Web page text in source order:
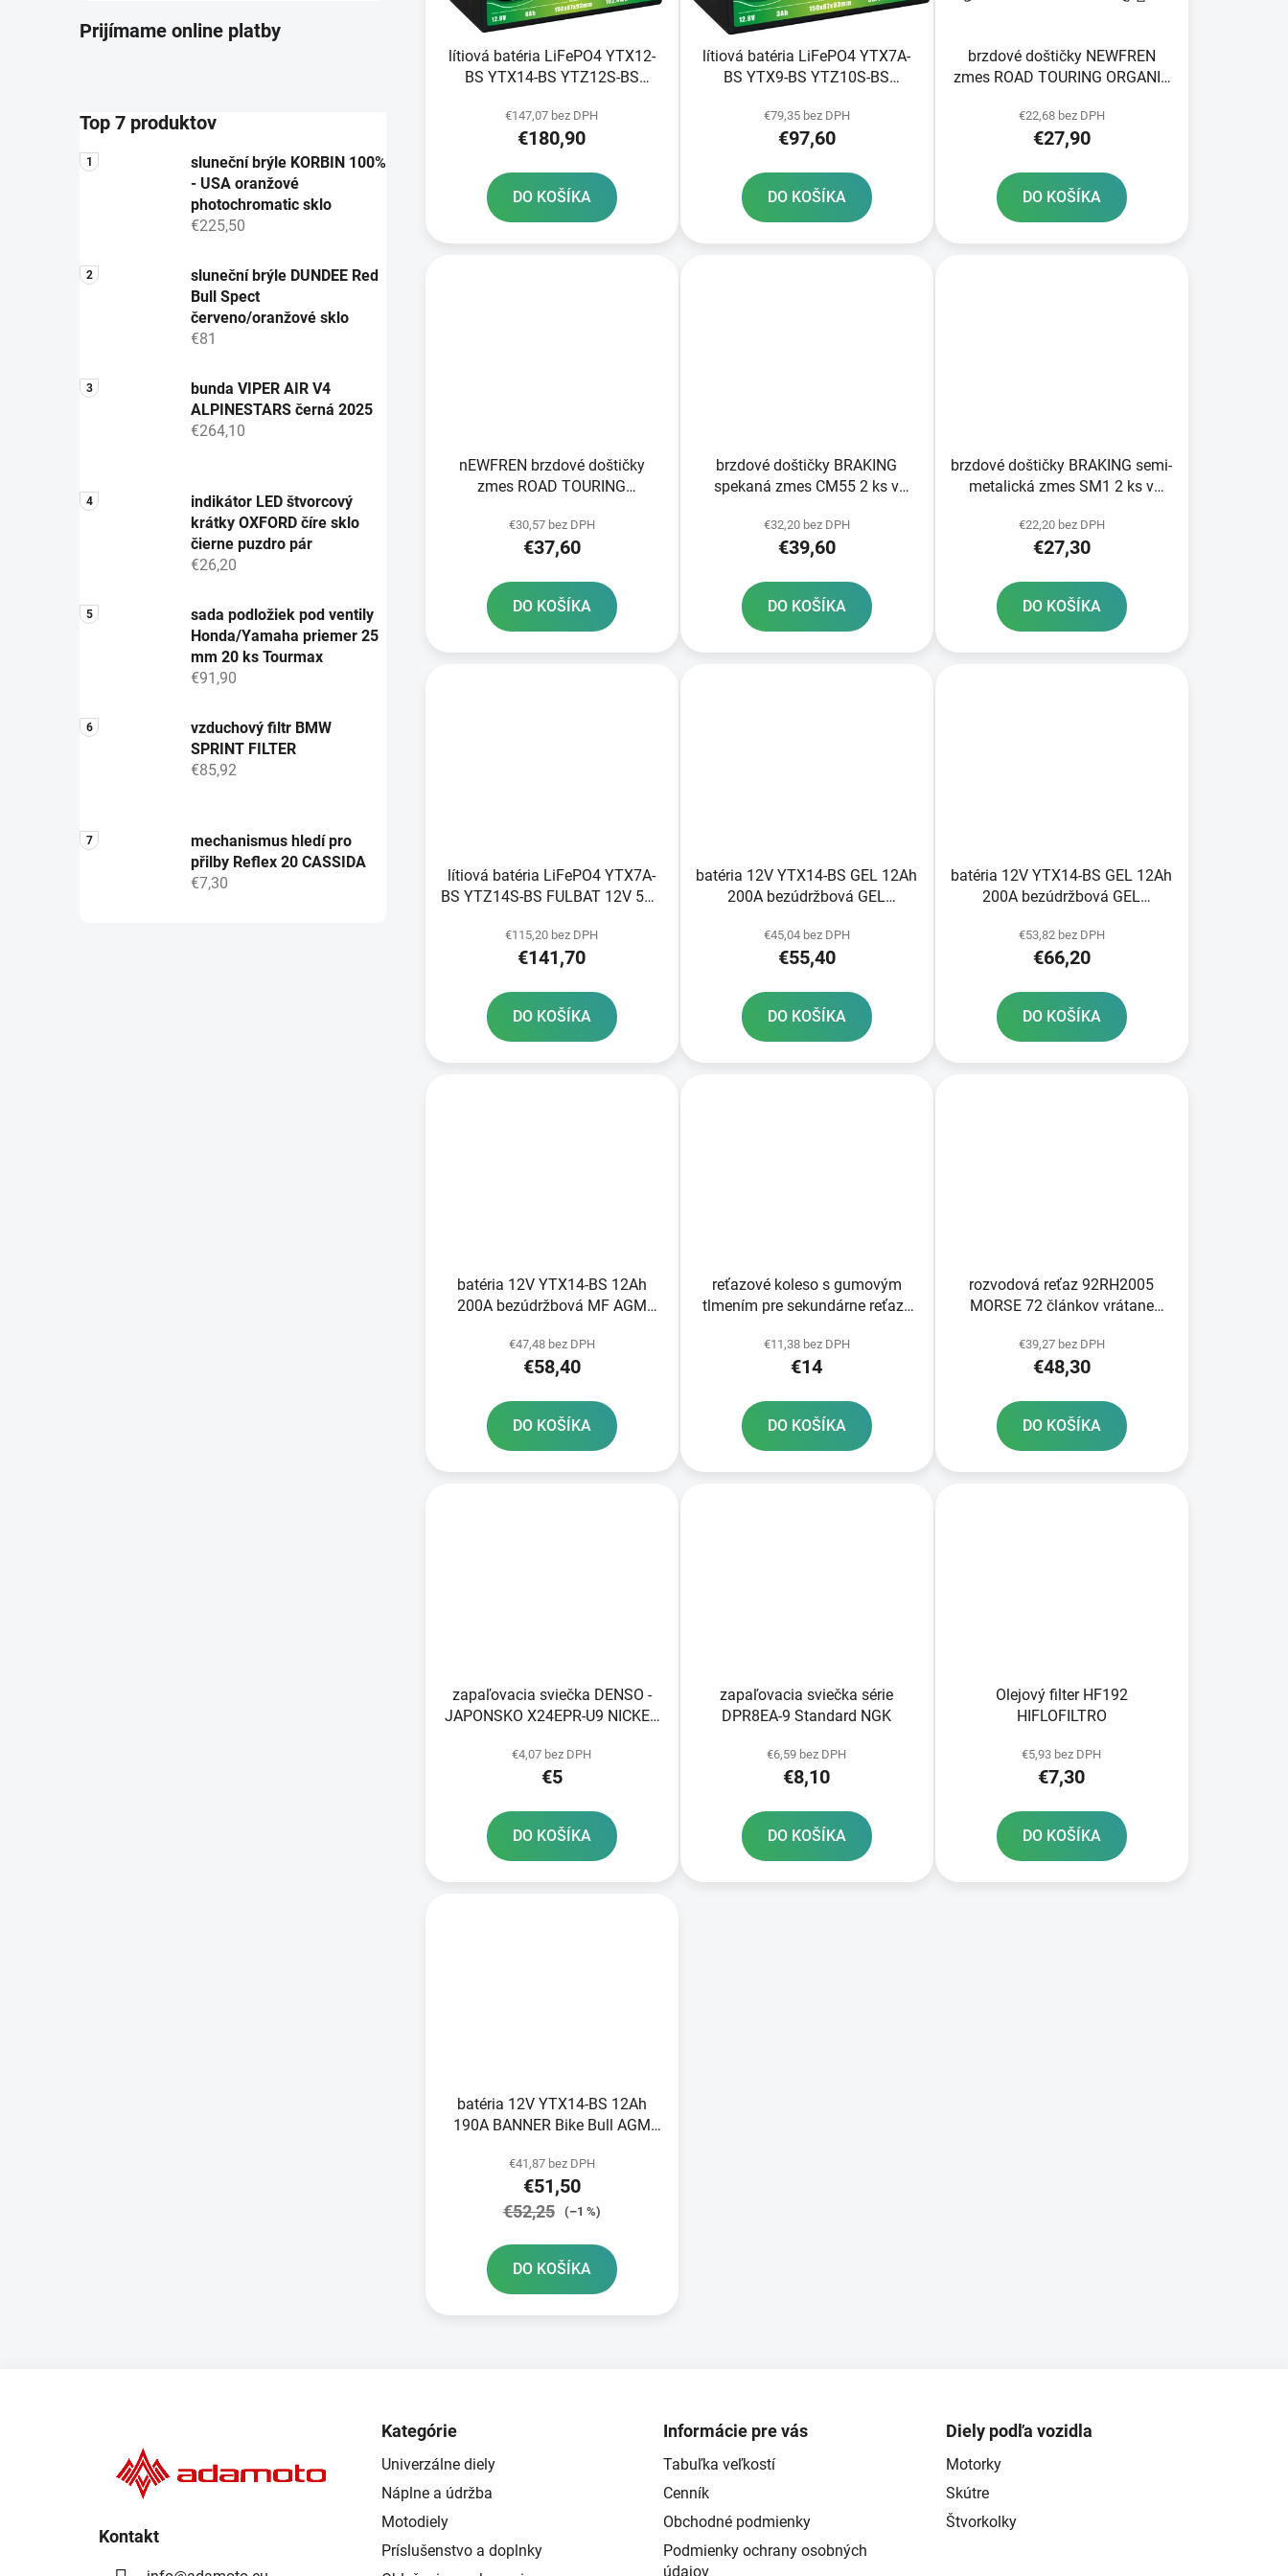
Prijímame online platby
Top 7 produktov
sluneční brýle KORBIN 100%
- USA oranžové
photochromatic sklo
€225,50
sluneční brýle DUNDEE Red
Bull Spect
červeno/oranžové sklo
€81
bunda VIPER AIR V4
ALPINESTARS černá 2025
€264,10
indikátor LED štvorcový
krátky OXFORD číre sklo
čierne puzdro pár
€26,20
sada podložiek pod ventily
Honda/Yamaha priemer 25
mm 20 ks Tourmax
€91,90
vzduchový filtr BMW
SPRINT FILTER
€85,92
mechanismus hledí pro
přilby Reflex 20 CASSIDA
€7,30
o
v
lítiová batéria LiFePO4 YTX12-
BS YTX14-BS YTZ12S-BS
480A hmotnosť 1 20 kg
150x87x93
€147,07 bez DPH
€180,90
DO KOŠÍKA
lítiová batéria LiFePO4 YTX7A-
BS YTX9-BS YTZ10S-BS
hmotnosť 0 65 kg 150x87x93
€79,35 bez DPH
€97,60
DO KOŠÍKA
brzdové doštičky NEWFREN
zmes ROAD TOURING ORGANIC
€22,68 bez DPH
€27,90
DO KOŠÍKA
nEWFREN brzdové doštičky
zmes ROAD TOURING
€30,57 bez DPH
€37,60
DO KOŠÍKA
brzdové doštičky BRAKING
spekaná zmes CM55 2 ks v
€32,20 bez DPH
€39,60
DO KOŠÍKA
brzdové doštičky BRAKING semi-
metalická zmes SM1 2 ks v
€22,20 bez DPH
€27,30
DO KOŠÍKA
lítiová batéria LiFePO4 YTX7A-
BS YTZ14S-BS FULBAT 12V 5Ah
150x87x93
€115,20 bez DPH
€141,70
DO KOŠÍKA
batéria 12V YTX14-BS GEL 12Ah
200A bezúdržbová GEL
TECH aktivovaná z výroby
€45,04 bez DPH
€55,40
DO KOŠÍKA
batéria 12V YTX14-BS GEL 12Ah
200A bezúdržbová GEL
FULBAT aktivovaná vo výrobe
€53,82 bez DPH
€66,20
DO KOŠÍKA
batéria 12V YTX14-BS 12Ah
200A bezúdržbová MF AGM
balenia elektrolytu
€47,48 bez DPH
€58,40
DO KOŠÍKA
reťazové koleso s gumovým
tlmením pre sekundárne reťaze
€11,38 bez DPH
€14
DO KOŠÍKA
rozvodová reťaz 92RH2005
MORSE 72 článkov vrátane
€39,27 bez DPH
€48,30
DO KOŠÍKA
zapaľovacia sviečka DENSO -
JAPONSKO X24EPR-U9 NICKEL
€4,07 bez DPH
€5
DO KOŠÍKA
zapaľovacia sviečka série
DPR8EA-9 Standard NGK
€6,59 bez DPH
€8,10
DO KOŠÍKA
Olejový filter HF192
HIFLOFILTRO
€5,93 bez DPH
€7,30
DO KOŠÍKA
batéria 12V YTX14-BS 12Ah
190A BANNER Bike Bull AGM
€41,87 bez DPH
€51,50
€52,25 (–1 %)
DO KOŠÍKA
d
e
p
r
Kontakt
Kategórie
Univerzálne diely
Náplne a údržba
Motodiely
Príslušenstvo a doplnky
Informácie pre vás
Tabuľka veľkostí
Cenník
Obchodné podmienky
Podmienky ochrany osobných
údajov
Diely podľa vozidla
Motorky
Skútre
Štvorkolky